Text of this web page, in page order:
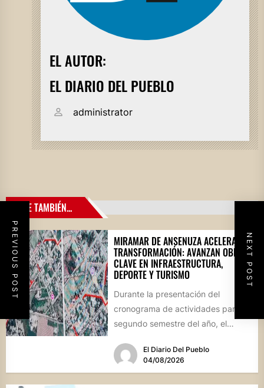
EL AUTOR:
EL DIARIO DEL PUEBLO
administrator
PREVIOUS POST NEXT POST
LEE TAMBIÉN...
MIRAMAR DE ANSENUZA ACELERA SU
TRANSFORMACIÓN: AVANZAN OBRAS
CLAVE EN INFRAESTRUCTURA,
DEPORTE Y TURISMO
Durante la presentación del
cronograma de actividades para el
segundo semestre del año, el
el estado...El Diario Del Pueblo
04/08/2026